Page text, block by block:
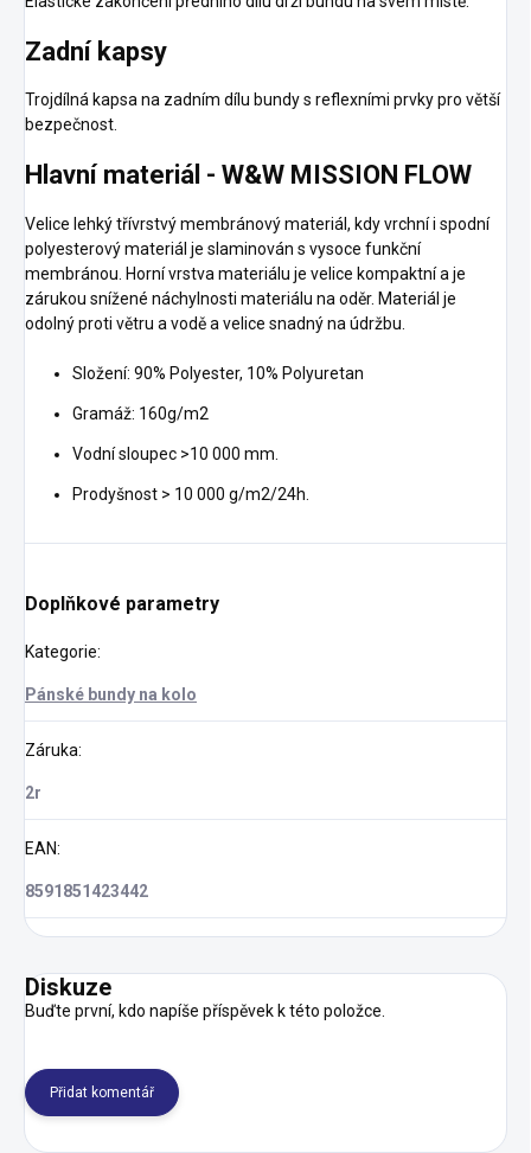
Zadní kapsy
Trojdílná kapsa na zadním dílu bundy s reflexními prvky pro větší
bezpečnost.
Hlavní materiál - W&W MISSION FLOW
Velice lehký třívrstvý membránový materiál, kdy vrchní i spodní
polyesterový materiál je slaminován s vysoce funkční
membránou. Horní vrstva materiálu je velice kompaktní a je
zárukou snížené náchylnosti materiálu na oděr. Materiál je
odolný proti větru a vodě a velice snadný na údržbu.
Složení: 90% Polyester, 10% Polyuretan
Gramáž: 160g/m2
​Vodní sloupec >10 000 mm.
Prodyšnost > 10 000 g/m2/24h.
Doplňkové parametry
Kategorie:
Pánské bundy na kolo
Záruka:
2r
EAN:
8591851423442
Diskuze
Buďte první, kdo napíše příspěvek k této položce.
Přidat komentář